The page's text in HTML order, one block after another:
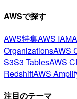
AWSで探す
AWS特集AWS IAM
OrganizationsAWS
S3S3 TablesAWS
RedshiftAWS
注目のテーマ